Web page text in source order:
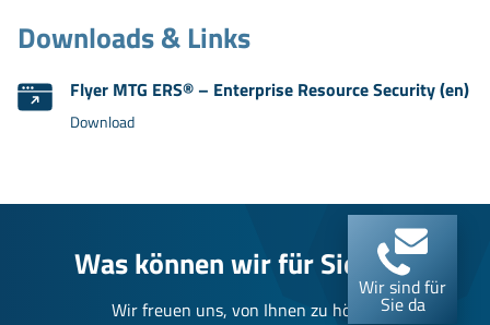
Wir sind für
Sie da
Downloads & Links
Flyer MTG ERS® – Enterprise Resource Security (en)
Download
Was können wir für Sie tun?
Wir freuen uns, von Ihnen zu hören.